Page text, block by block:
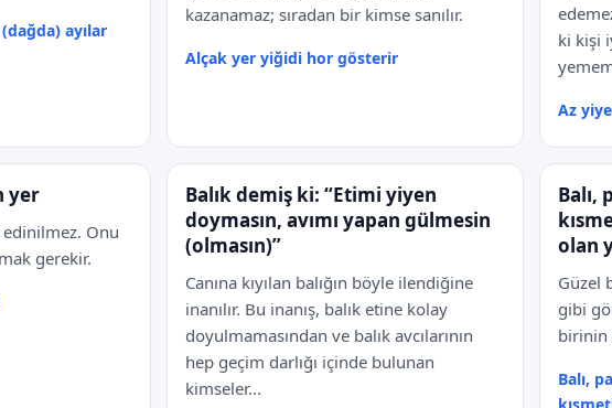
ayılar
kazanamaz; sıradan bir kimse sanılır.
Alçak yer yiğidi hor gösterir
ki kişi
Az
yer
Onu
gerekir.
Balık demiş ki: “Etimi yiyen
doymasın, avımı yapan gülmesin
(olmasın)”
Canına kıyılan balığın böyle ilendiğine
inanılır. Bu inanış, balık etine kolay
doyulmamasından ve balık avcılarının
hep geçim darlığı içinde bulunan
kimseler...
Balı,
olan
Güzel
gibi
birinin
Balı,